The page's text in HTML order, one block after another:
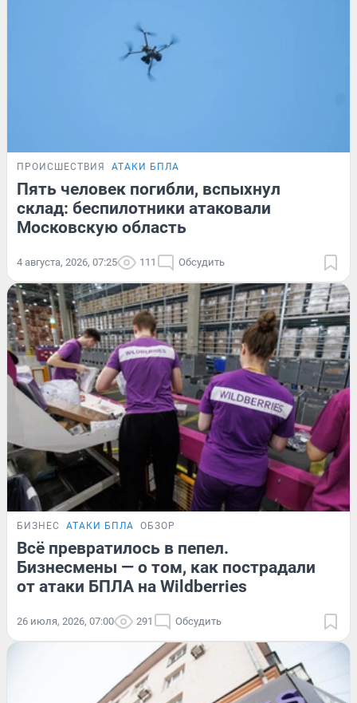
ПРОИСШЕСТВИЯ АТАКИ БПЛА
Пять человек погибли, вспыхнул
склад: беспилотники атаковали
Московскую область
4 августа, 2026, 07:25 111 Обсудить
БИЗНЕС АТАКИ БПЛА ОБЗОР
Всё превратилось в пепел.
Бизнесмены — о том, как пострадали
от атаки БПЛА на Wildberries
26 июля, 2026, 07:00 291 Обсудить